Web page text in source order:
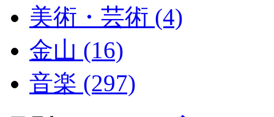
美術・芸術 (4)
金山 (16)
音楽 (297)